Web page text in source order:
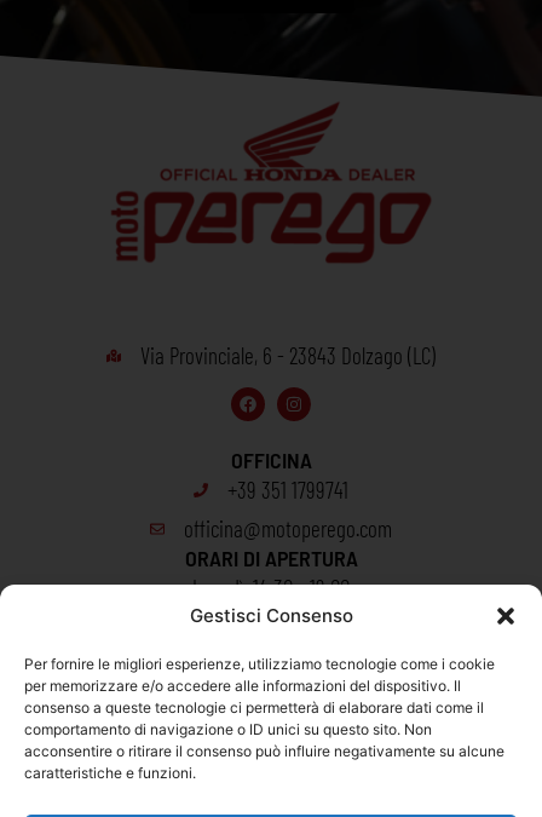
Gestisci Consenso
Per fornire le migliori esperienze, utilizziamo tecnologie come i cookie
per memorizzare e/o accedere alle informazioni del dispositivo. Il
consenso a queste tecnologie ci permetterà di elaborare dati come il
comportamento di navigazione o ID unici su questo sito. Non
acconsentire o ritirare il consenso può influire negativamente su alcune
caratteristiche e funzioni.
Via Provinciale, 6 - 23843 Dolzago (LC)​
CONCESSIONARIA
+39 0341 451 348
OFFICINA
+39 351 1799741
officina@motoperego.com
ORARI DI APERTURA
Lunedì: 14:30 - 19:00
Martedì - Venerdì: 8:30 - 12:00 | 14:30 - 19:00
Sabato: 8:30 - 12:00